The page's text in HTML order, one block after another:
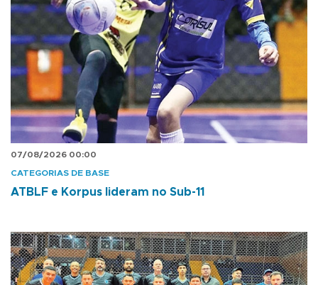
07/08/2026 00:00
CATEGORIAS DE BASE
ATBLF e Korpus lideram no Sub-11